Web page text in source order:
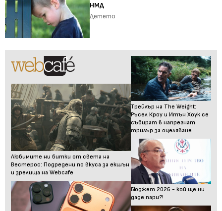
НМД
Детето
Любимите ни битки от света на
Вестерос: Подредени по вкуса за екшън
и зрелища на Webcafe
Трейлър на The Weight:
Ръсел Кроу и Итън Хоук се
събират в напрегнат
трилър за оцеляване
Бюджет 2026 - кой ще ни
даде пари?!